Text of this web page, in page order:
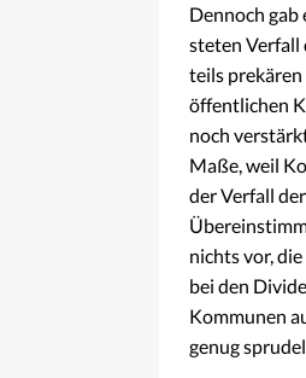
Dennoch gab
steten Verfall
teils
öffentlichen
noch
Maße, weil
der Verfall
nichts vor,
bei den
Kommunen
genug